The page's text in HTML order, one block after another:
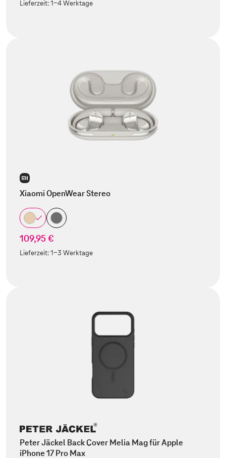
Lieferzeit:1-4 Werktage
Xiaomi OpenWear Stereo
109,95 €
Lieferzeit:1-3 Werktage
Peter Jäckel Back Cover Melia Mag für Apple
iPhone 17 Pro Max